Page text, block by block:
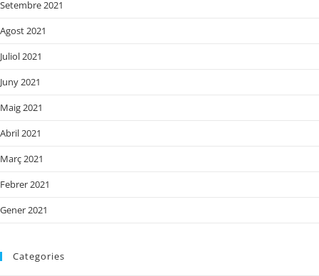
Setembre 2021
Agost 2021
Juliol 2021
Juny 2021
Maig 2021
Abril 2021
Març 2021
Febrer 2021
Gener 2021
Categories